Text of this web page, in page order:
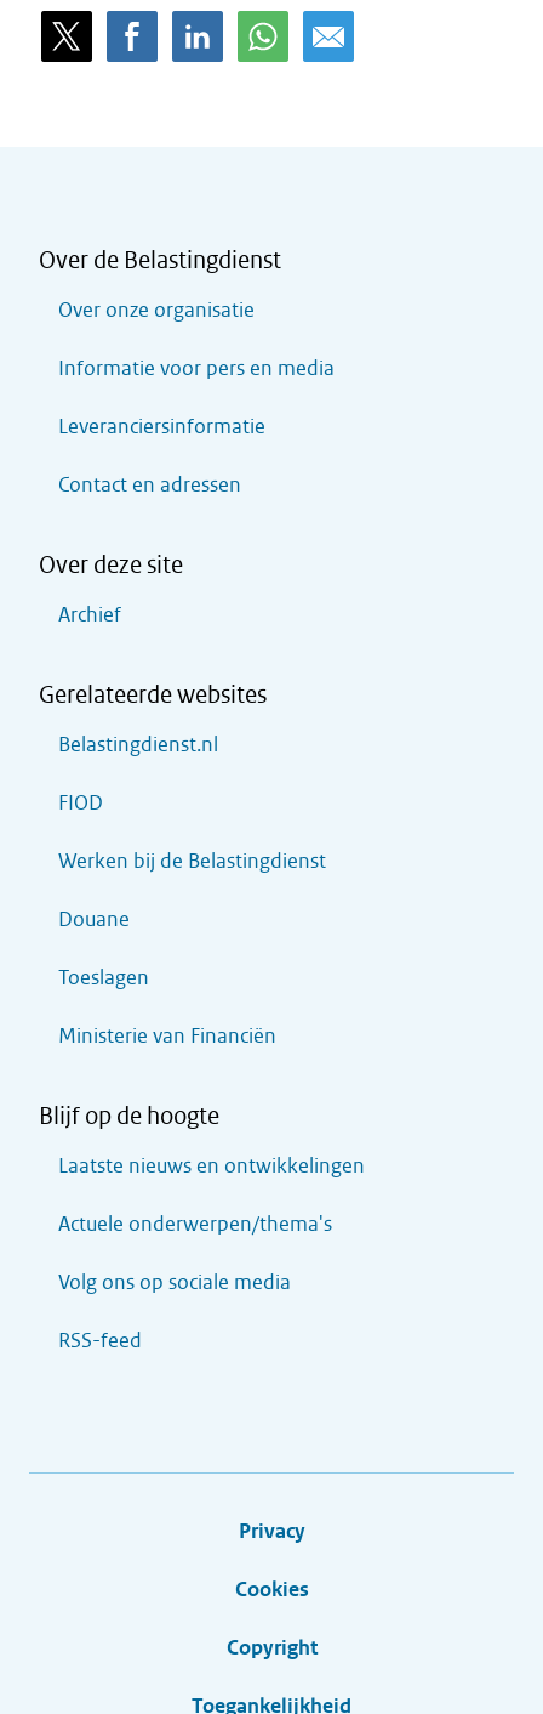
Over de Belastingdienst
Over onze organisatie
Informatie voor pers en media
Leveranciersinformatie
Contact en adressen
Over deze site
Archief
Gerelateerde websites
Belastingdienst.nl
FIOD
Werken bij de Belastingdienst
Douane
Toeslagen
Ministerie van Financiën
Blijf op de hoogte
Laatste nieuws en ontwikkelingen
Actuele onderwerpen/thema's
Volg ons op sociale media
RSS-feed
Privacy
Cookies
Copyright
Toegankelijkheid